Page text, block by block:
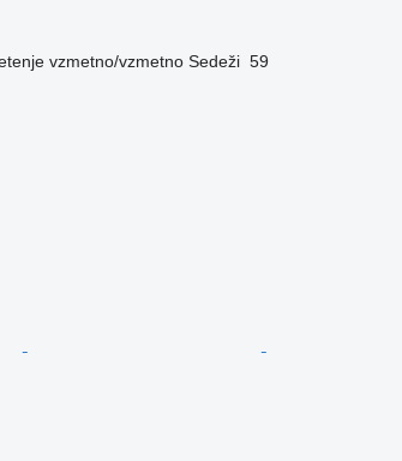
vzmetno/vzmetno Sedeži 59